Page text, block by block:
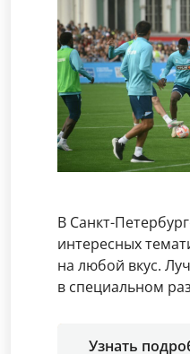
В Санкт-
интересных
на любой вкус.
в специальном
Узнать